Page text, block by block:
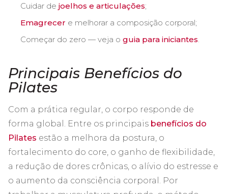
Cuidar de joelhos e articulações;
Emagrecer e melhorar a composição corporal;
Começar do zero — veja o guia para iniciantes
Principais Benefícios do
Pilates
Com a prática regular, o corpo responde de
forma global. Entre os principais benefícios do
Pilates estão a melhora da postura, o
fortalecimento do core, o ganho de flexibilidade,
a redução de dores crônicas, o alívio do estresse e
o aumento da consciência corporal. Por